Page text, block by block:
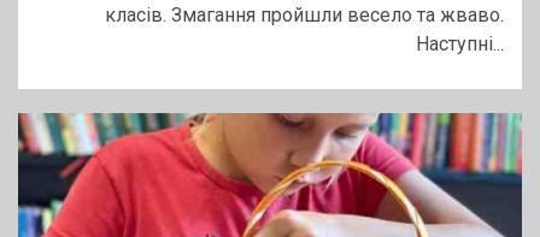
класів. Змагання пройшли весело та жваво.
Наступні...